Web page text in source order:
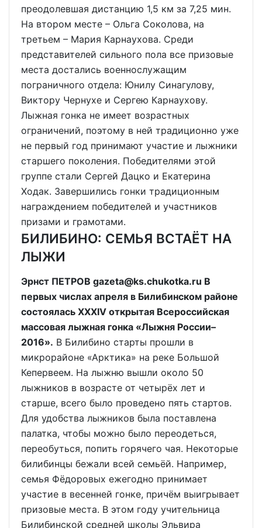
преодолевшая дистанцию 1,5 км за 7,25 мин.
На втором месте – Ольга Соколова, на
третьем – Мария Карнаухова. Среди
представителей сильного пола все призовые
места достались военнослужащим
пограничного отдела: Юнилу Синагулову,
Виктору Чернухе и Сергею Карнаухову.
Лыжная гонка не имеет возрастных
ограничений, поэтому в ней традиционно уже
не первый год принимают участие и лыжники
старшего поколения. Победителями этой
группе стали Сергей Дацко и Екатерина
Ходак. Завершились гонки традиционным
награждением победителей и участников
призами и грамотами.
БИЛИБИНО: СЕМЬЯ ВСТАЁТ НА
ЛЫЖИ
Эрнст ПЕТРОВ gazeta@ks.chukotka.ru В
первых числах апреля в Билибинском районе
состоялась XXXIV открытая Всероссийская
массовая лыжная гонка «Лыжня России–
2016». В Билибино старты прошли в
микрорайоне «Арктика» на реке Большой
Кепервеем. На лыжню вышли около 50
лыжников в возрасте от четырёх лет и
старше, всего было проведено пять стартов.
Для удобства лыжников была поставлена
палатка, чтобы можно было переодеться,
переобуться, попить горячего чая. Некоторые
билибинцы бежали всей семьёй. Например,
семья Фёдоровых ежегодно принимает
участие в весенней гонке, причём выигрывает
призовые места. В этом году учительница
Билибинской средней школы Эльвира